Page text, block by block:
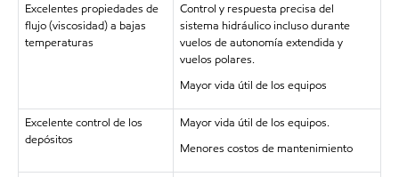
Excelentes propiedades de
flujo (viscosidad) a bajas
temperaturas
Control y respuesta precisa del
sistema hidráulico incluso durante
vuelos de autonomía extendida y
vuelos polares.
Mayor vida útil de los equipos
Excelente control de los
depósitos
Mayor vida útil de los equipos.
Menores costos de mantenimiento